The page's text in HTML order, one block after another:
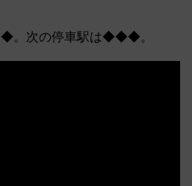
次の停車駅は◆◆◆。